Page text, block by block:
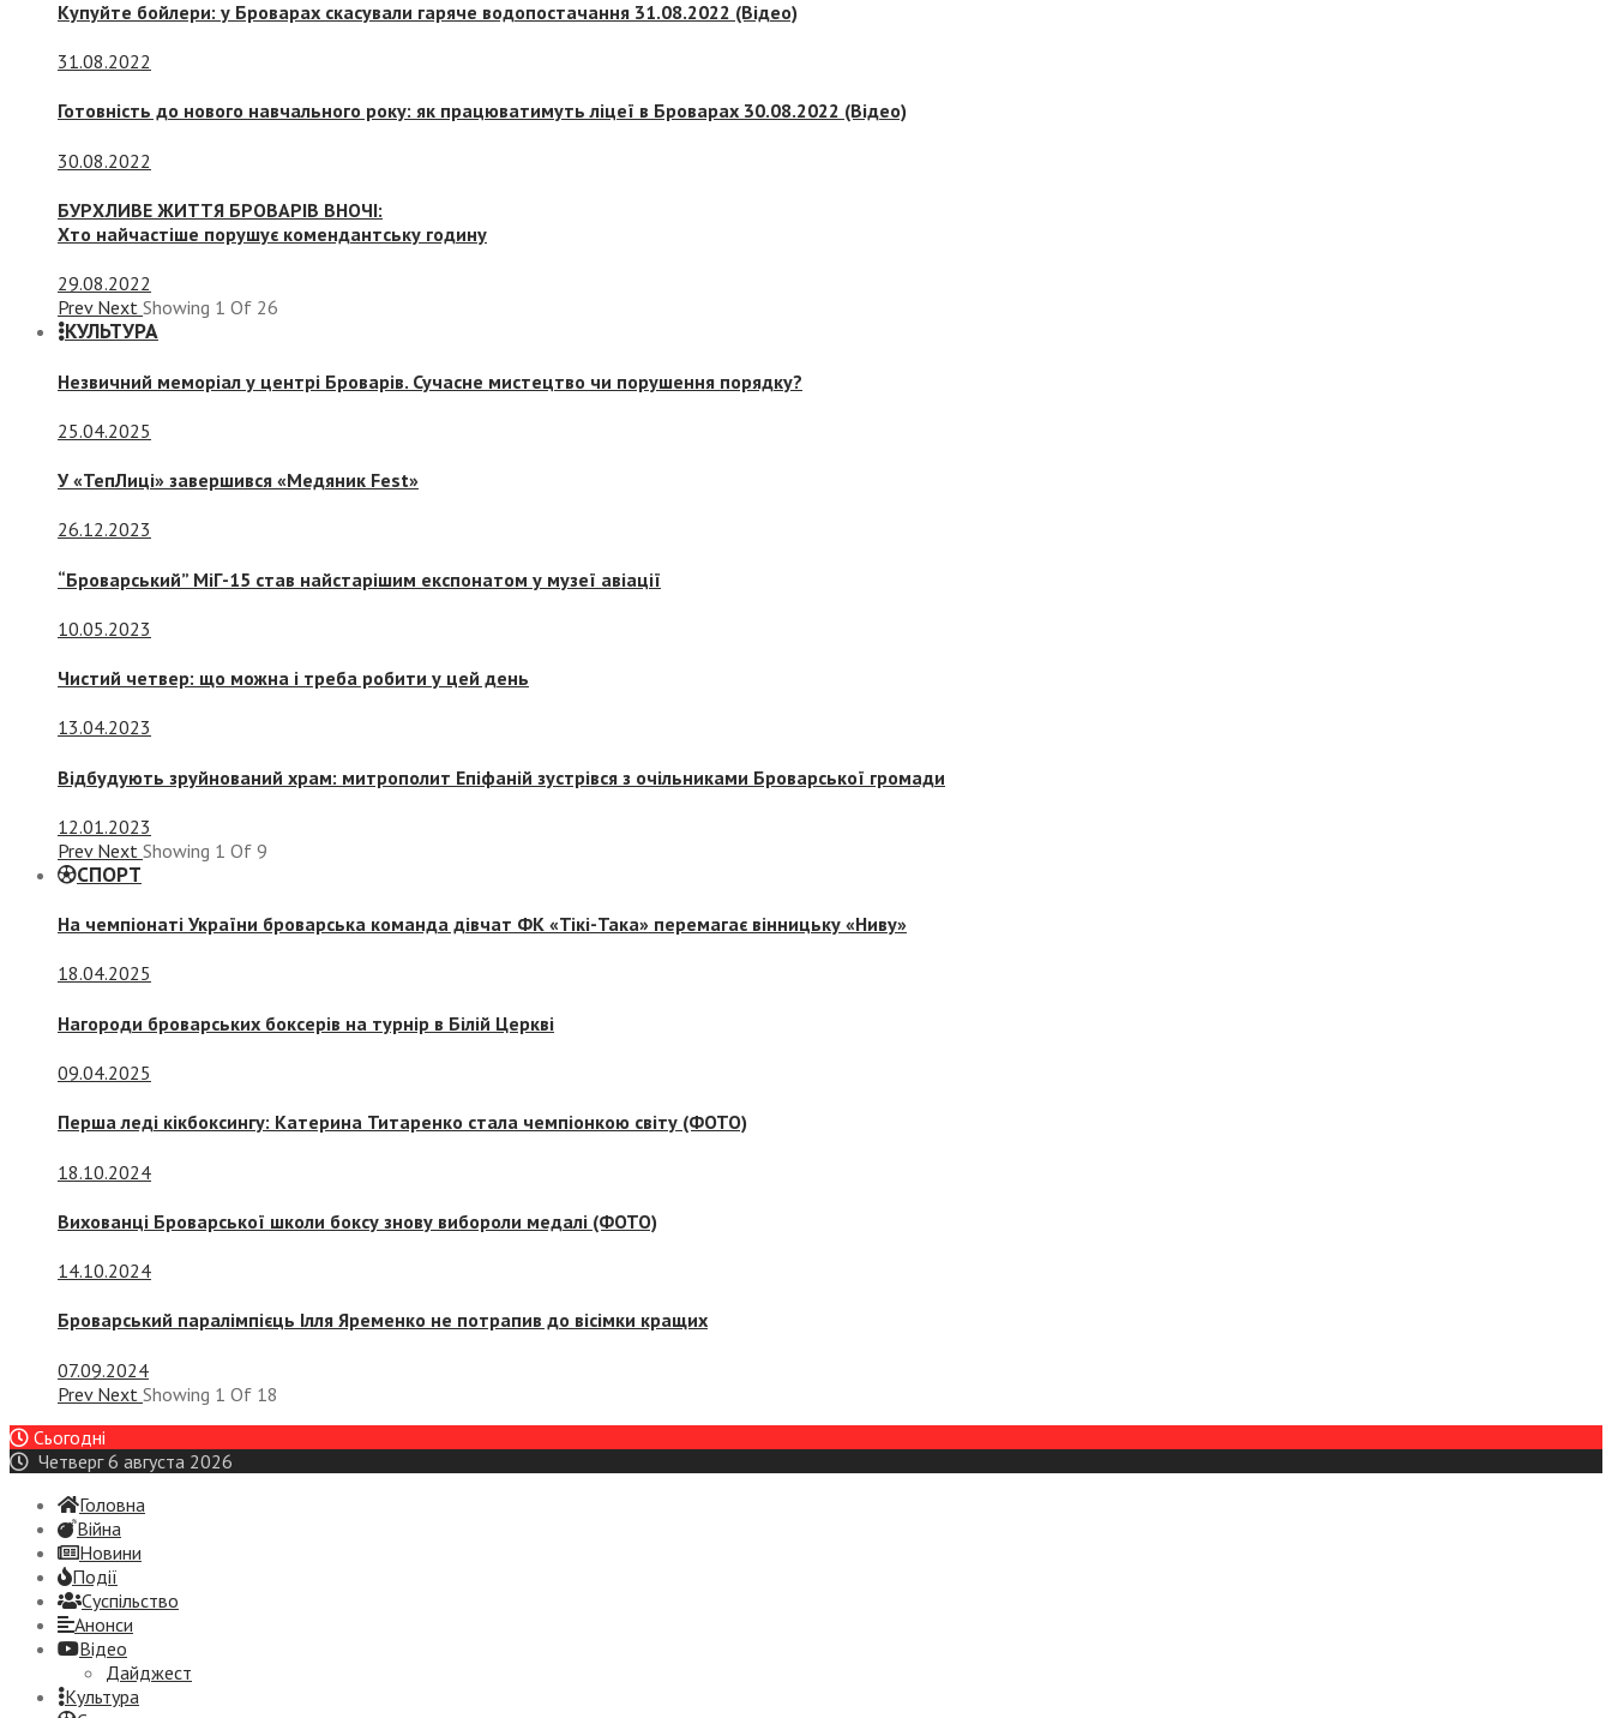
Купуйте бойлери: у Броварах скасували гаряче водопостачання 31.08.2022 (Відео)
31.08.2022
Готовність до нового навчального року: як працюватимуть ліцеї в Броварах 30.08.2022 (Відео)
30.08.2022
БУРХЛИВЕ ЖИТТЯ БРОВАРІВ ВНОЧІ:
Хто найчастіше порушує комендантську годину
29.08.2022
Prev Next Showing 1 Of 26
КУЛЬТУРА
Незвичний меморіал у центрі Броварів. Сучасне мистецтво чи порушення порядку?
25.04.2025
У «ТепЛиці» завершився «Медяник Fest»
26.12.2023
“Броварський” МіГ-15 став найстарішим експонатом у музеї авіації
10.05.2023
Чистий четвер: що можна і треба робити у цей день
13.04.2023
Відбудують зруйнований храм: митрополит Епіфаній зустрівся з очільниками Броварської громади
12.01.2023
Prev Next Showing 1 Of 9
СПОРТ
На чемпіонаті України броварська команда дівчат ФК «Тікі-Така» перемагає вінницьку «Ниву»
18.04.2025
Нагороди броварських боксерів на турнір в Білій Церкві
09.04.2025
Перша леді кікбоксингу: Катерина Титаренко стала чемпіонкою світу (ФОТО)
18.10.2024
Вихованці Броварської школи боксу знову вибороли медалі (ФОТО)
14.10.2024
Броварський паралімпієць Ілля Яременко не потрапив до вісімки кращих
07.09.2024
Prev Next Showing 1 Of 18
Сьогодні
Четверг 6 августа 2026
Головна
Війна
Новини
Події
Суспiльство
Анонси
Відео
Дайджест
Культура